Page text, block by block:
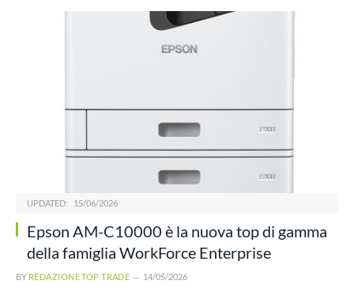
UPDATED: 15/06/2026
Epson AM-C10000 è la nuova top di gamma
della famiglia WorkForce Enterprise
BY REDAZIONE TOP TRADE 14/05/2026